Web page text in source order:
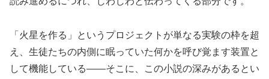
「火星を作る」というプロジェクトが単なる実験の枠を超
え、生徒たちの内側に眠っていた何かを呼び覚ます装置と
して機能している——そこに、この小説の深みがあるとい